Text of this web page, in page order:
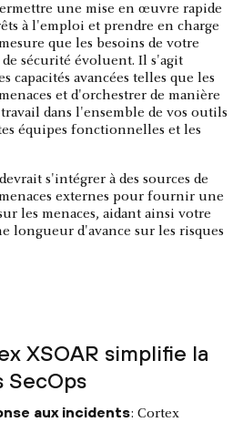
une mise en œuvre rapide
à l'emploi et prendre en charge
que les besoins de votre
sécurité évoluent. Il s'agit
capacités avancées telles que les
et d'orchestrer de manière
dans l'ensemble de vos outils
équipes fonctionnelles et les
s'intégrer à des sources de
externes pour fournir une
les menaces, aidant ainsi votre
longueur d'avance sur les risques
XSOAR simplifie la
SecOps
aux incidents: Cortex